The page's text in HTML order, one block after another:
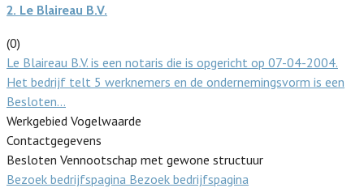
2. Le Blaireau B.V.
(0)
Le Blaireau B.V. is een notaris die is opgericht op 07-04-2004.
Het bedrijf telt 5 werknemers en de ondernemingsvorm is een
Besloten…
Werkgebied Vogelwaarde
Contactgegevens
Besloten Vennootschap met gewone structuur
Bezoek bedrijfspagina Bezoek bedrijfspagina